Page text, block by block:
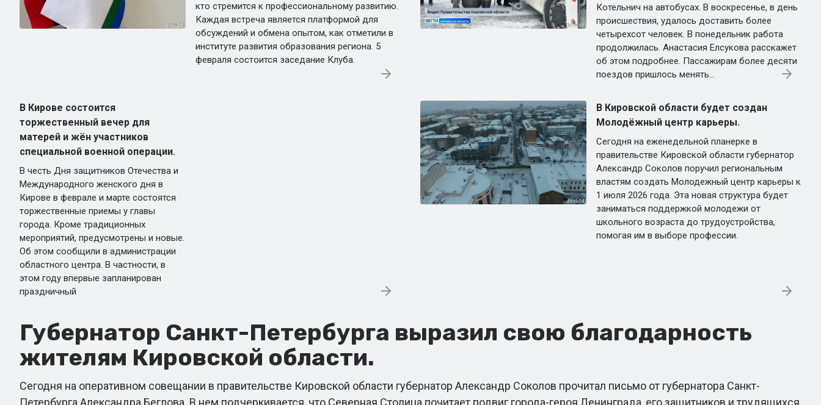
кто стремится к профессиональному развитию.
Каждая встреча является платформой для
обсуждений и обмена опытом, как отметили в
институте развития образования региона. 5
февраля состоится заседание Клуба.
Котельнич на автобусах. В воскресенье, в день
происшествия, удалось доставить более
четырехсот человек. В понедельник работа
продолжилась. Анастасия Елсукова расскажет
об этом подробнее. Пассажирам более десяти
поездов пришлось менять...
В Кирове состоится
торжественный вечер для
матерей и жён участников
специальной военной операции.
В честь Дня защитников Отечества и
Международного женского дня в
Кирове в феврале и марте состоятся
торжественные приемы у главы
города. Кроме традиционных
мероприятий, предусмотрены и новые.
Об этом сообщили в администрации
областного центра. В частности, в
этом году впервые запланирован
праздничный
В Кировской области будет создан
Молодёжный центр карьеры.
Сегодня на еженедельной планерке в
правительстве Кировской области губернатор
Александр Соколов поручил региональным
властям создать Молодежный центр карьеры к
1 июля 2026 года. Эта новая структура будет
заниматься поддержкой молодежи от
школьного возраста до трудоустройства,
помогая им в выборе профессии.
Губернатор Санкт-Петербурга выразил свою благодарность
жителям Кировской области.
Сегодня на оперативном совещании в правительстве Кировской области губернатор Александр Соколов прочитал письмо от губернатора Санкт-
Петербурга Александра Беглова. В нем подчеркивается, что Северная Столица почитает подвиг города-героя Ленинграда, его защитников и трудящихся